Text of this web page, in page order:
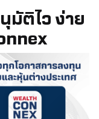
มัติไว ง่าย